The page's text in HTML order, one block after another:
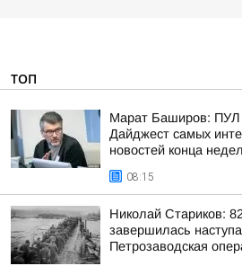
ТОП
Марат Баширов: ПУЛ
Дайджест самых
новостей конца
08:15
Николай Стариков:
завершилась
Петрозаводская